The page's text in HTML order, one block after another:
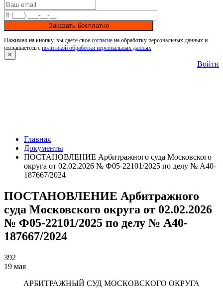
Заказать бесплатно
Нажимая на кнопку, вы даете свое согласие на обработку персональных данных и
соглашаетесь с политикой обработки персональных данных
×
Войти
Главная
Документы
ПОСТАНОВЛЕНИЕ Арбитражного суда Московского
округа от 02.02.2026 № Ф05-22101/2025 по делу № А40-
187667/2024
ПОСТАНОВЛЕНИЕ Арбитражного
суда Московского округа от 02.02.2026
№ Ф05-22101/2025 по делу № А40-
187667/2024
392
19 мая
АРБИТРАЖНЫЙ СУД МОСКОВСКОГО ОКРУГА